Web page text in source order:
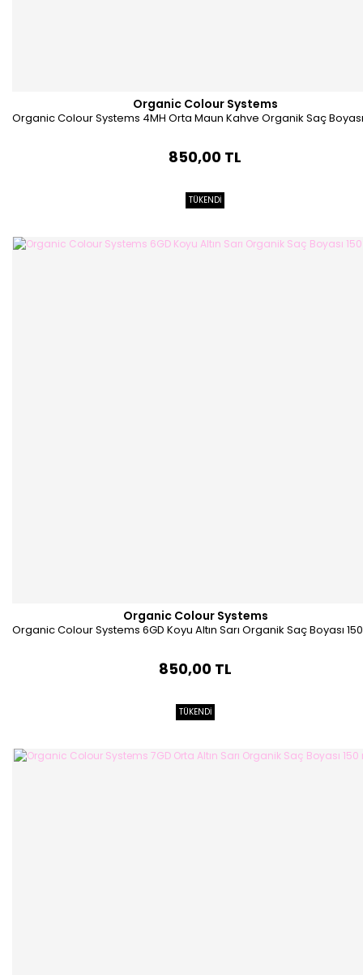
Organic Colour Systems
Organic Colour Systems 4MH Orta Maun Kahve Organik Saç
850,00 TL
TÜKENDİ
Organic Colour Systems
Organic Colour Systems 6GD Koyu Altın Sarı Organik Saç Boyası
850,00 TL
TÜKENDİ